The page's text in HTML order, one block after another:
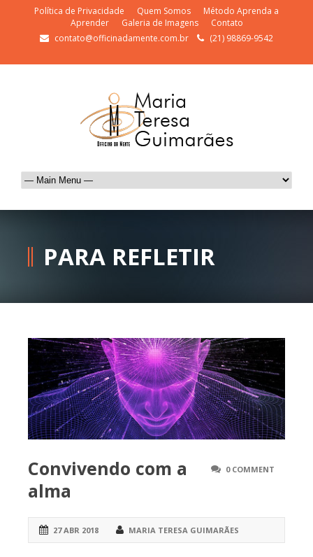
Política de Privacidade Quem Somos
Método Aprenda a
Aprender
Galeria de Imagens
Contato
contato@officinadamente.com.br
(21) 98869-9542
PARA REFLETIR
0 COMMENT
Convivendo com a
alma
27 ABR 2018 MARIA TERESA GUIMARÃES